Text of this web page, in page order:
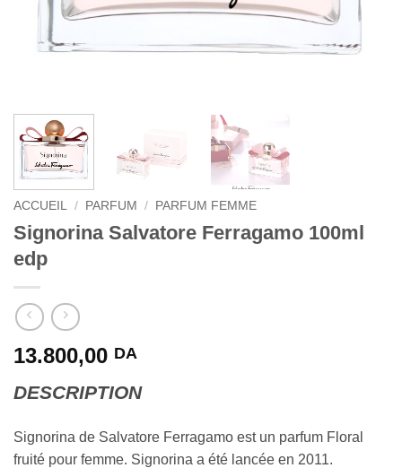
ACCUEIL / PARFUM / PARFUM FEMME
Signorina Salvatore Ferragamo 100ml
edp
13.800,00 DA
DESCRIPTION
Signorina de Salvatore Ferragamo est un parfum Floral
fruité pour femme. Signorina a été lancée en 2011.